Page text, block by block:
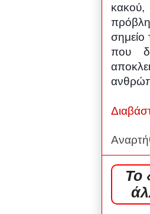
σημείο
που
Το